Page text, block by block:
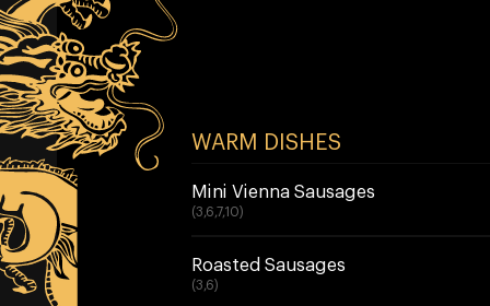
WARM DISHES
Mini Vienna Sausages
(3,6,7,10)
Roasted Sausages
(3,6)